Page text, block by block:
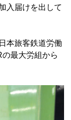
入届けを出して
本旅客鉄道労働
最大労組から